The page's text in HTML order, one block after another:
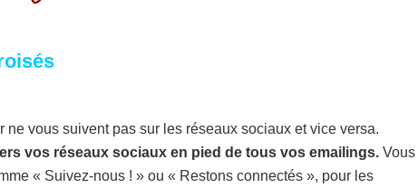
ne vous suivent pas sur les réseaux sociaux et vice versa.
vos réseaux sociaux en pied de tous vos emailings. Vous
« Suivez-nous ! » ou « Restons connectés », pour les